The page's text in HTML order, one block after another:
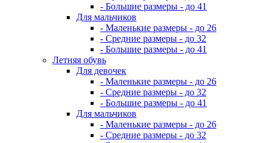
- Большие размеры - до 41
Для мальчиков
- Маленькие размеры - до 26
- Средние размеры - до 32
- Большие размеры - до 41
Летняя обувь
Для девочек
- Маленькие размеры - до 26
- Средние размеры - до 32
- Большие размеры - до 41
Для мальчиков
- Маленькие размеры - до 26
- Средние размеры - до 32